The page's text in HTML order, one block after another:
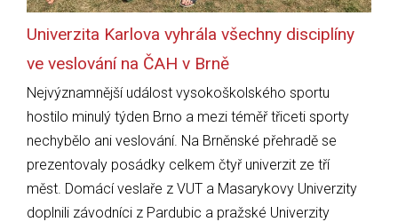
Univerzita Karlova vyhrála všechny disciplíny
ve veslování na ČAH v Brně
Nejvýznamnější událost vysokoškolského sportu
hostilo minulý týden Brno a mezi téměř třiceti sporty
nechybělo ani veslování. Na Brněnské přehradě se
prezentovaly posádky celkem čtyř univerzit ze tří
měst. Domácí veslaře z VUT a Masarykovy Univerzity
doplnili závodníci z Pardubic a pražské Univerzity